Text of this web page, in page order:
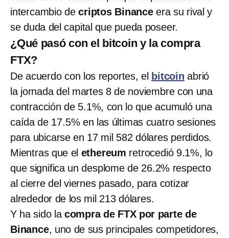
intercambio decriptos Binanceera su rival y
se duda del capital que pueda poseer.
¿Qué pasó con el bitcoin y la compra
FTX?
De acuerdo con los reportes, el bitcoin abrió
la jornada del martes 8 de noviembre con una
contracción de 5.1%, con lo que acumuló una
caída de 17.5% en las últimas cuatro sesiones
para ubicarse en 17 mil 582 dólares perdidos.
Mientras que el ethereum retrocedió 9.1%, lo
que significa un desplome de 26.2% respecto
al cierre del viernes pasado, para cotizar
alrededor de los mil 213 dólares.
Y ha sido la compra de FTX por parte de
Binance, uno de sus principales competidores,